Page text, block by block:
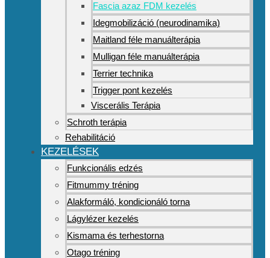
Fascia azaz FDM kezelés
Idegmobilizáció (neurodinamika)
Maitland féle manuálterápia
Mulligan féle manuálterápia
Terrier technika
Trigger pont kezelés
Viscerális Terápia
Schroth terápia
Rehabilitáció
KEZELÉSEK
Funkcionális edzés
Fitmummy tréning
Alakformáló, kondicionáló torna
Lágylézer kezelés
Kismama és terhestorna
Otago tréning